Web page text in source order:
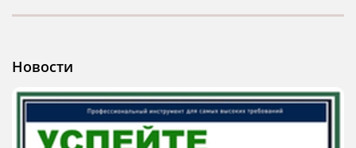
Новости